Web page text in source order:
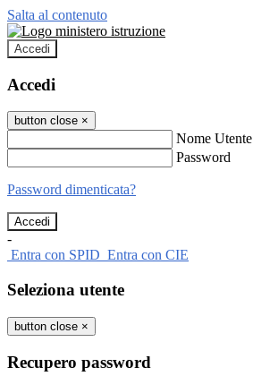
Salta al contenuto
Accedi
Accedi
button close ×
Nome Utente
Password
Password dimenticata?
-
Entra con SPID Entra con CIE
Seleziona utente
button close ×
Recupero password